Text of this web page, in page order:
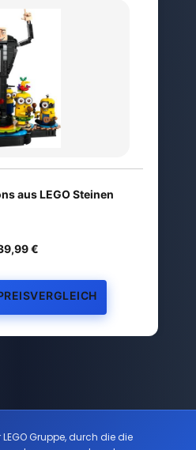
aus LEGO Steinen
€
LEGO Gruppe, durch die die